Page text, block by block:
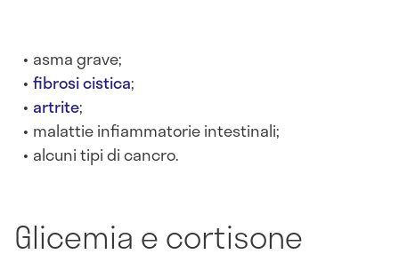
asma grave;
fibrosi cistica;
artrite;
malattie infiammatorie intestinali;
alcuni tipi di cancro.
Glicemia e cortisone